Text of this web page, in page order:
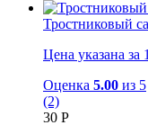
Тростниковый
Цена указана за
Оценка 5.00 из 5
(2)
30 Р